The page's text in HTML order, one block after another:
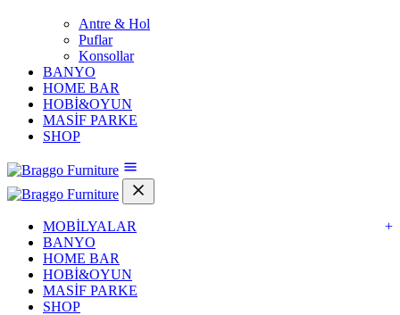
Antre & Hol
Puflar
Konsollar
BANYO
HOME BAR
HOBİ&OYUN
MASİF PARKE
SHOP
MOBİLYALAR
+
BANYO
HOME BAR
HOBİ&OYUN
MASİF PARKE
SHOP